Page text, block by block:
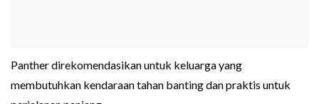
Panther direkomendasikan untuk keluarga yang
membutuhkan kendaraan tahan banting dan praktis untuk